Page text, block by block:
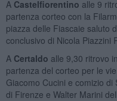
A Castelfiorentino alle 9
partenza corteo con la
piazza delle Fiascaie saluto
conclusivo di Nicola Piazzini
A Certaldo alle 9,30 ritrovo
partenza del corteo per le
Giacomo Cucini e comizio
di Firenze e Walter Marini